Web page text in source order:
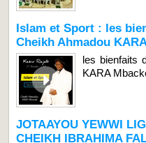
Islam et Sport : les
Cheikh Ahmadou
les bienfaits
KARA
JOTAAYOU YEWWI
CHEIKH IBRAHIMA